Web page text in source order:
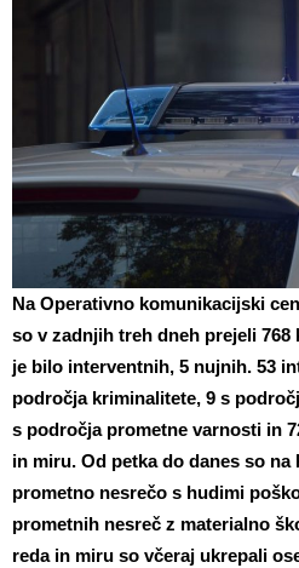
Na Operativno komunikacijski
so v zadnjih treh dneh prejeli 768
je bilo interventnih, 5 nujnih. 53
področja kriminalitete, 9 s
s področja prometne varnosti in
in miru. Od petka do danes so na
prometno nesrečo s hudimi
prometnih nesreč z materialno
reda in miru so včeraj ukrepali